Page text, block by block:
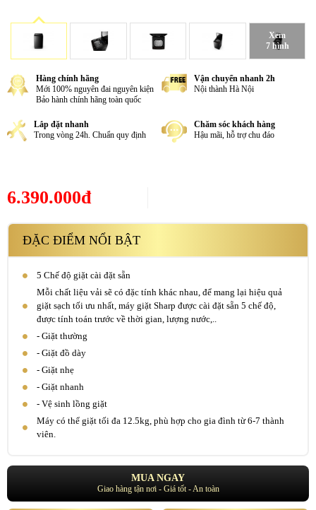
Xem
7 hình
Hàng chính hãng
Mới 100% nguyên đai nguyên kiện
Bảo hành chính hãng toàn quốc
Vận chuyển nhanh 2h
Nội thành Hà Nội
Lắp đặt nhanh
Trong vòng 24h. Chuẩn quy định
Chăm sóc khách hàng
Hậu mãi, hỗ trợ chu đáo
6.390.000đ
ĐẶC ĐIỂM NỔI BẬT
5 Chế độ giặt cài đặt sẵn
Mỗi chất liệu vải sẽ có đặc tính khác nhau, để mang lại hiệu quả
giặt sạch tối ưu nhất, máy giặt Sharp được cài đặt sẵn 5 chế độ,
được tính toán trước về thời gian, lượng nước,..
- Giặt thường
- Giặt đồ dày
- Giặt nhẹ
- Giặt nhanh
- Vệ sinh lồng giặt
Máy có thể giặt tối đa 12.5kg, phù hợp cho gia đình từ 6-7 thành
viên.
MUA NGAY
Giao hàng tận nơi - Giá tốt - An toàn